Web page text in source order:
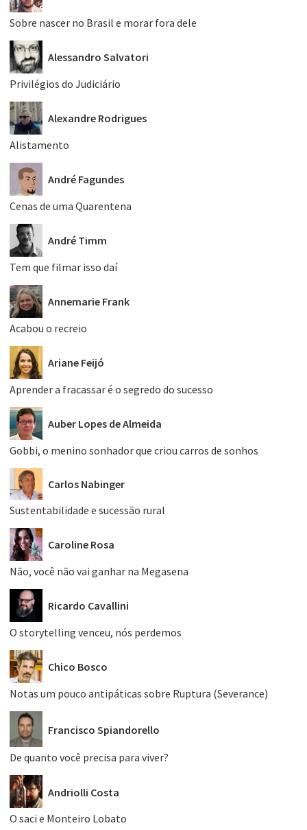
Sobre nascer no Brasil e morar fora dele
Alessandro Salvatori
Privilégios do Judiciário
Alexandre Rodrigues
Alistamento
André Fagundes
Cenas de uma Quarentena
André Timm
Tem que filmar isso daí
Annemarie Frank
Acabou o recreio
Ariane Feijó
Aprender a fracassar é o segredo do sucesso
Auber Lopes de Almeida
Gobbi, o menino sonhador que criou carros de sonhos
Carlos Nabinger
Sustentabilidade e sucessão rural
Caroline Rosa
Não, você não vai ganhar na Megasena
Ricardo Cavallini
O storytelling venceu, nós perdemos
Chico Bosco
Notas um pouco antipáticas sobre Ruptura (Severance)
Francisco Spiandorello
De quanto você precisa para viver?
Andriolli Costa
O saci e Monteiro Lobato